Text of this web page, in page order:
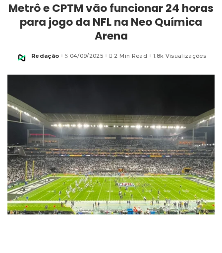
Metrô e CPTM vão funcionar 24 horas
para jogo da NFL na Neo Química
Arena
Posted
Redação 04/09/2025 2 Min Read 1.8k Visualizações